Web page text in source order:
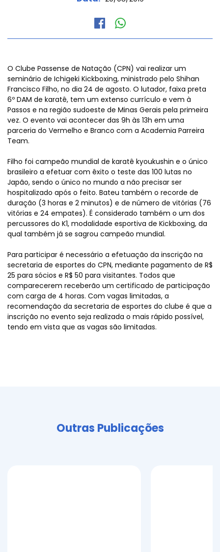
O Clube Passense de Natação (CPN) vai realizar um
seminário de Ichigeki Kickboxing, ministrado pelo Shihan
Francisco Filho, no dia 24 de agosto. O lutador, faixa preta
6º DAM de karatê, tem um extenso currículo e vem à
Passos e na região sudoeste de Minas Gerais pela primeira
vez. O evento vai acontecer das 9h às 13h em uma
parceria do Vermelho e Branco com a Academia Parreira
Team.
Filho foi campeão mundial de karatê kyoukushin e o único
brasileiro a efetuar com êxito o teste das 100 lutas no
Japão, sendo o único no mundo a não precisar ser
hospitalizado após o feito. Bateu também o recorde de
duração (3 horas e 2 minutos) e de número de vitórias (76
vitórias e 24 empates). É considerado também o um dos
percussores do K1, modalidade esportiva de Kickboxing, da
qual também já se sagrou campeão mundial.
Para participar é necessário a efetuação da inscrição na
secretaria de esportes do CPN, mediante pagamento de R$
25 para sócios e R$ 50 para visitantes. Todos que
comparecerem receberão um certificado de participação
com carga de 4 horas. Com vagas limitadas, a
recomendação da secretaria de esportes do clube é que a
inscrição no evento seja realizada o mais rápido possível,
tendo em vista que as vagas são limitadas.
Outras Publicações